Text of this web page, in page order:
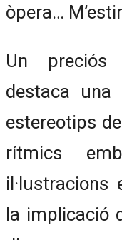
òpera…
Un preciós
destaca una
estereotips
rítmics
la implicació